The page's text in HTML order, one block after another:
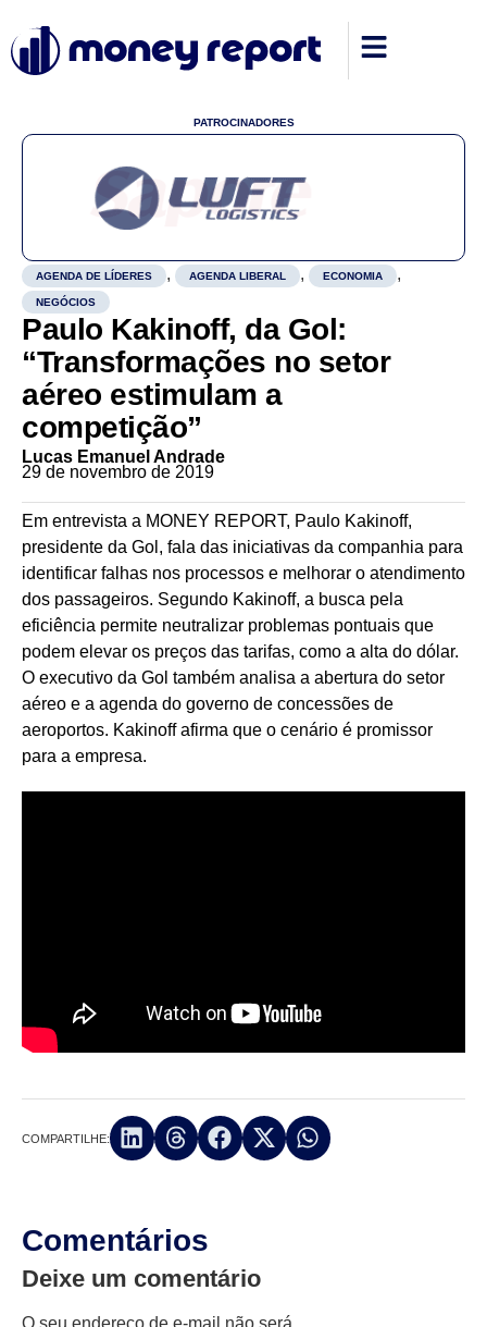
PATROCINADORES
AGENDA DE LÍDERES , AGENDA LIBERAL , ECONOMIA ,
NEGÓCIOS
Paulo Kakinoff, da Gol:
“Transformações no setor
aéreo estimulam a
competição”
Lucas Emanuel Andrade
29 de novembro de 2019
Em entrevista a MONEY REPORT, Paulo Kakinoff,
presidente da Gol, fala das iniciativas da companhia para
identificar falhas nos processos e melhorar o atendimento
dos passageiros. Segundo Kakinoff, a busca pela
eficiência permite neutralizar problemas pontuais que
podem elevar os preços das tarifas, como a alta do dólar.
O executivo da Gol também analisa a abertura do setor
aéreo e a agenda do governo de concessões de
aeroportos. Kakinoff afirma que o cenário é promissor
para a empresa.
COMPARTILHE:
Comentários
Deixe um comentário
O seu endereço de e-mail não será